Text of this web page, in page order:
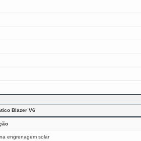
Blazer V6
engrenagem solar